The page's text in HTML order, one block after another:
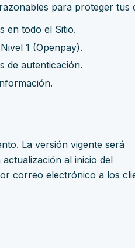
para proteger tus
en todo el Sitio.
1 (Openpay).
de autenticación.
La versión vigente será
al inicio del
correo electrónico a los